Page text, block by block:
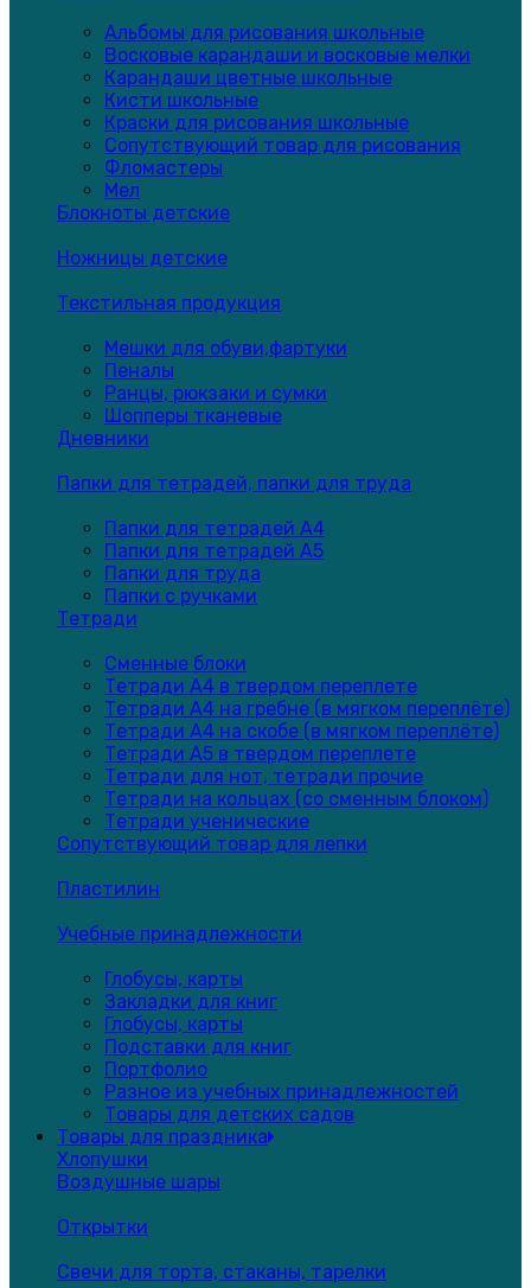
Альбомы для рисования школьные
Восковые карандаши и восковые мелки
Карандаши цветные школьные
Кисти школьные
Краски для рисования школьные
Сопутствующий товар для рисования
Фломастеры
Мел
Блокноты детские
Ножницы детские
Текстильная продукция
Мешки для обуви,фартуки
Пеналы
Ранцы, рюкзаки и сумки
Шопперы тканевые
Дневники
Папки для тетрадей, папки для труда
Папки для тетрадей А4
Папки для тетрадей А5
Папки для труда
Папки с ручками
Тетради
Сменные блоки
Тетради А4 в твердом переплете
Тетради А4 на гребне (в мягком переплёте)
Тетради А4 на скобе (в мягком переплёте)
Тетради А5 в твердом переплете
Тетради для нот, тетради прочие
Тетради на кольцах (со сменным блоком)
Тетради ученические
Сопутствующий товар для лепки
Пластилин
Учебные принадлежности
Глобусы, карты
Закладки для книг
Глобусы, карты
Подставки для книг
Портфолио
Разное из учебных принадлежностей
Товары для детских садов
Товары для праздника
Хлопушки
Воздушные шары
Открытки
Свечи для торта, стаканы, тарелки